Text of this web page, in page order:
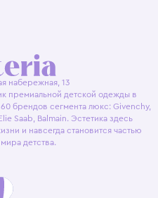
набережная, 13
премиальной детской одежды в
брендов сегмента люкс: Givenchy,
Saab, Balmain. Эстетика здесь
и навсегда становится частью
детства.